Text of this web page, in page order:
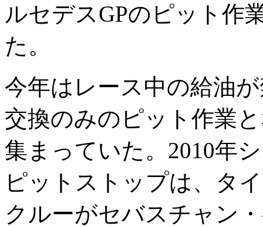
ルセデスGPのピット作
た。
今年はレース中の給油
交換のみのピット作業
集まっていた。2010年
ピットストップは、タ
クルーがセバスチャン